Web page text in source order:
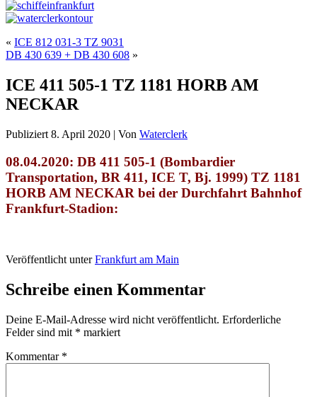
« ICE 812 031-3 TZ 9031
DB 430 639 + DB 430 608 »
ICE 411 505-1 TZ 1181 HORB AM
NECKAR
Publiziert 8. April 2020 | Von Waterclerk
08.04.2020: DB 411 505-1 (Bombardier
Transportation, BR 411, ICE T, Bj. 1999) TZ 1181
HORB AM NECKAR bei der Durchfahrt Bahnhof
Frankfurt-Stadion:
Veröffentlicht unter Frankfurt am Main
Schreibe einen Kommentar
Deine E-Mail-Adresse wird nicht veröffentlicht. Erforderliche
Felder sind mit * markiert
Kommentar *